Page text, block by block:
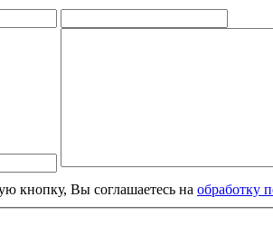
кнопку, Вы соглашаетесь на обработку